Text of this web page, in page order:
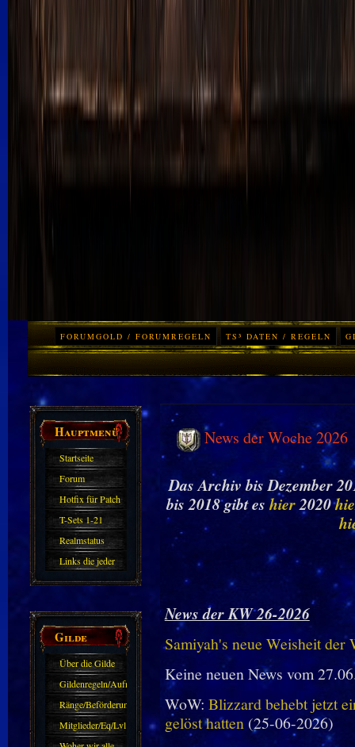
FORUMGOLD / FORUMREGELN TS³ DATEN / REGELN
Hauptmenü
Startseite
Forum
Hotfix für Patch
11.X
T-Sets 1-21
Realmstatus
Links die jeder
kennen sollte?!
Gilde
Über die Gilde
(DAW)
Gildenregeln/Aufnahme
Ränge/Beförderungen
Mitglieder/Eq/Lvl
News der Woche 2026
Das Archiv bis Dezember
bis 2018 gibt es hier2020
News der KW 26-2026
Samiyah's neue Weisheit der
Keine neuen News vom
WoW: Blizzard behebt jetzt
gelöst hatten(25-06-2026)